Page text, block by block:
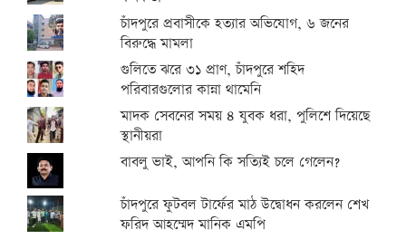
চাঁদপুরে প্রবাসীকে হত্যার অভিযোগ, ৬ জনের
বিরুদ্ধে মামলা
গুলিতে ঝরে ৩১ প্রাণ, চাঁদপুরে শহিদ
পরিবারগুলোর কান্না থামেনি
মাদক সেবনের সময় ৪ যুবক ধরা, পুলিশে দিয়েছে
স্থানীয়রা
বাবলু ভাই, আপনি কি সত্যিই চলে গেলেন?
চাঁদপুরে ফুটবল টার্ফের মাঠ উদ্বোধন করলেন শেখ
ফরিদ আহম্মেদ মানিক এমপি